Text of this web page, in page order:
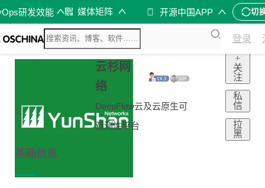
研发效能 媒体矩阵 开源中国APP 切
登录
云杉网
络
DeepFlow云及云原生可
观测性平台
+
关
注
私
信
拉
黑
基础信息